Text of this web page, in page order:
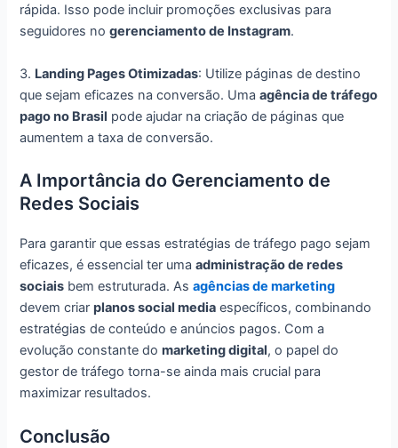
rápida. Isso pode incluir promoções exclusivas para
seguidores nogerenciamento de Instagram.
3. Landing Pages Otimizadas: Utilize páginas de destino
que sejam eficazes na conversão. Umaagência de tráfego
pago no Brasil pode ajudar na criação de páginas que
aumentem a taxa de conversão.
A Importância do Gerenciamento de
Redes Sociais
Para garantir que essas estratégias de tráfego pago sejam
eficazes, é essencial ter umaadministração de redes
sociais bem estruturada. Asagências de marketing
devem criarplanos social media específicos, combinando
estratégias de conteúdo e anúncios pagos. Com a
evolução constante domarketing digital, o papel do
gestor de tráfego torna-se ainda mais crucial para
maximizar resultados.
Conclusão